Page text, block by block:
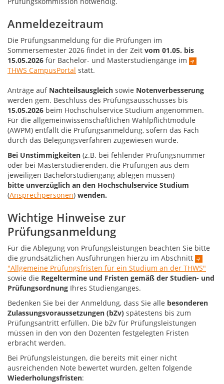
Anmeldezeitraum
Die Prüfungsanmeldung für die Prüfungen im
Sommersemester 2026 findet in der Zeit vom 01.05. bis
15.05.2026 für Bachelor- und Masterstudiengänge im
THWS CampusPortal statt.
Anträge auf Nachteilsausgleich sowie Notenverbesserung
werden gem. Beschluss des Prüfungsausschusses bis
15.05.2026 beim Hochschulservice Studium angenommen.
Für die allgemeinwissenschaftlichen Wahlpflichtmodule
(AWPM) entfällt die Prüfungsanmeldung, sofern das Fach
durch das Belegungsverfahren zugewiesen wurde.
Bei Unstimmigkeiten (z.B. bei fehlender Prüfungsnummer
oder bei Masterstudierenden, die Prüfungen aus dem
jeweiligen Bachelorstudiengang ablegen müssen)
bitte unverzüglich an den Hochschulservice Studium
(Ansprechpersonen) wenden.
Wichtige Hinweise zur
Prüfungsanmeldung
Für die Ablegung von Prüfungsleistungen beachten Sie bitte
die grundsätzlichen Ausführungen hierzu im Abschnitt
"Allgemeine Prüfungsfristen für ein Studium an der THWS"
sowie die Regeltermine und Fristen gemäß der Studien- und
Prüfungsordnung Ihres Studienganges.
Bedenken Sie bei der Anmeldung, dass Sie alle besonderen
Zulassungsvoraussetzungen (bZv) spätestens bis zum
Prüfungsantritt erfüllen. Die bZv für Prüfungsleistungen
müssen in den von den Dozenten festgelegten Fristen
erbracht werden.
Bei Prüfungsleistungen, die bereits mit einer nicht
ausreichenden Note bewertet wurden, gelten folgende
Wiederholungsfristen: